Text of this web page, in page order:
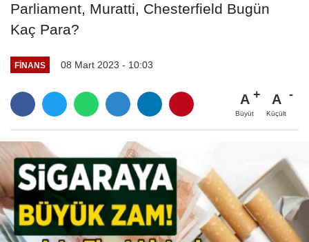
Parliament, Muratti, Chesterfield Bugün
Kaç Para?
FINANS 08 Mart 2023 - 10:03
A
Büyüt
A
Küçült